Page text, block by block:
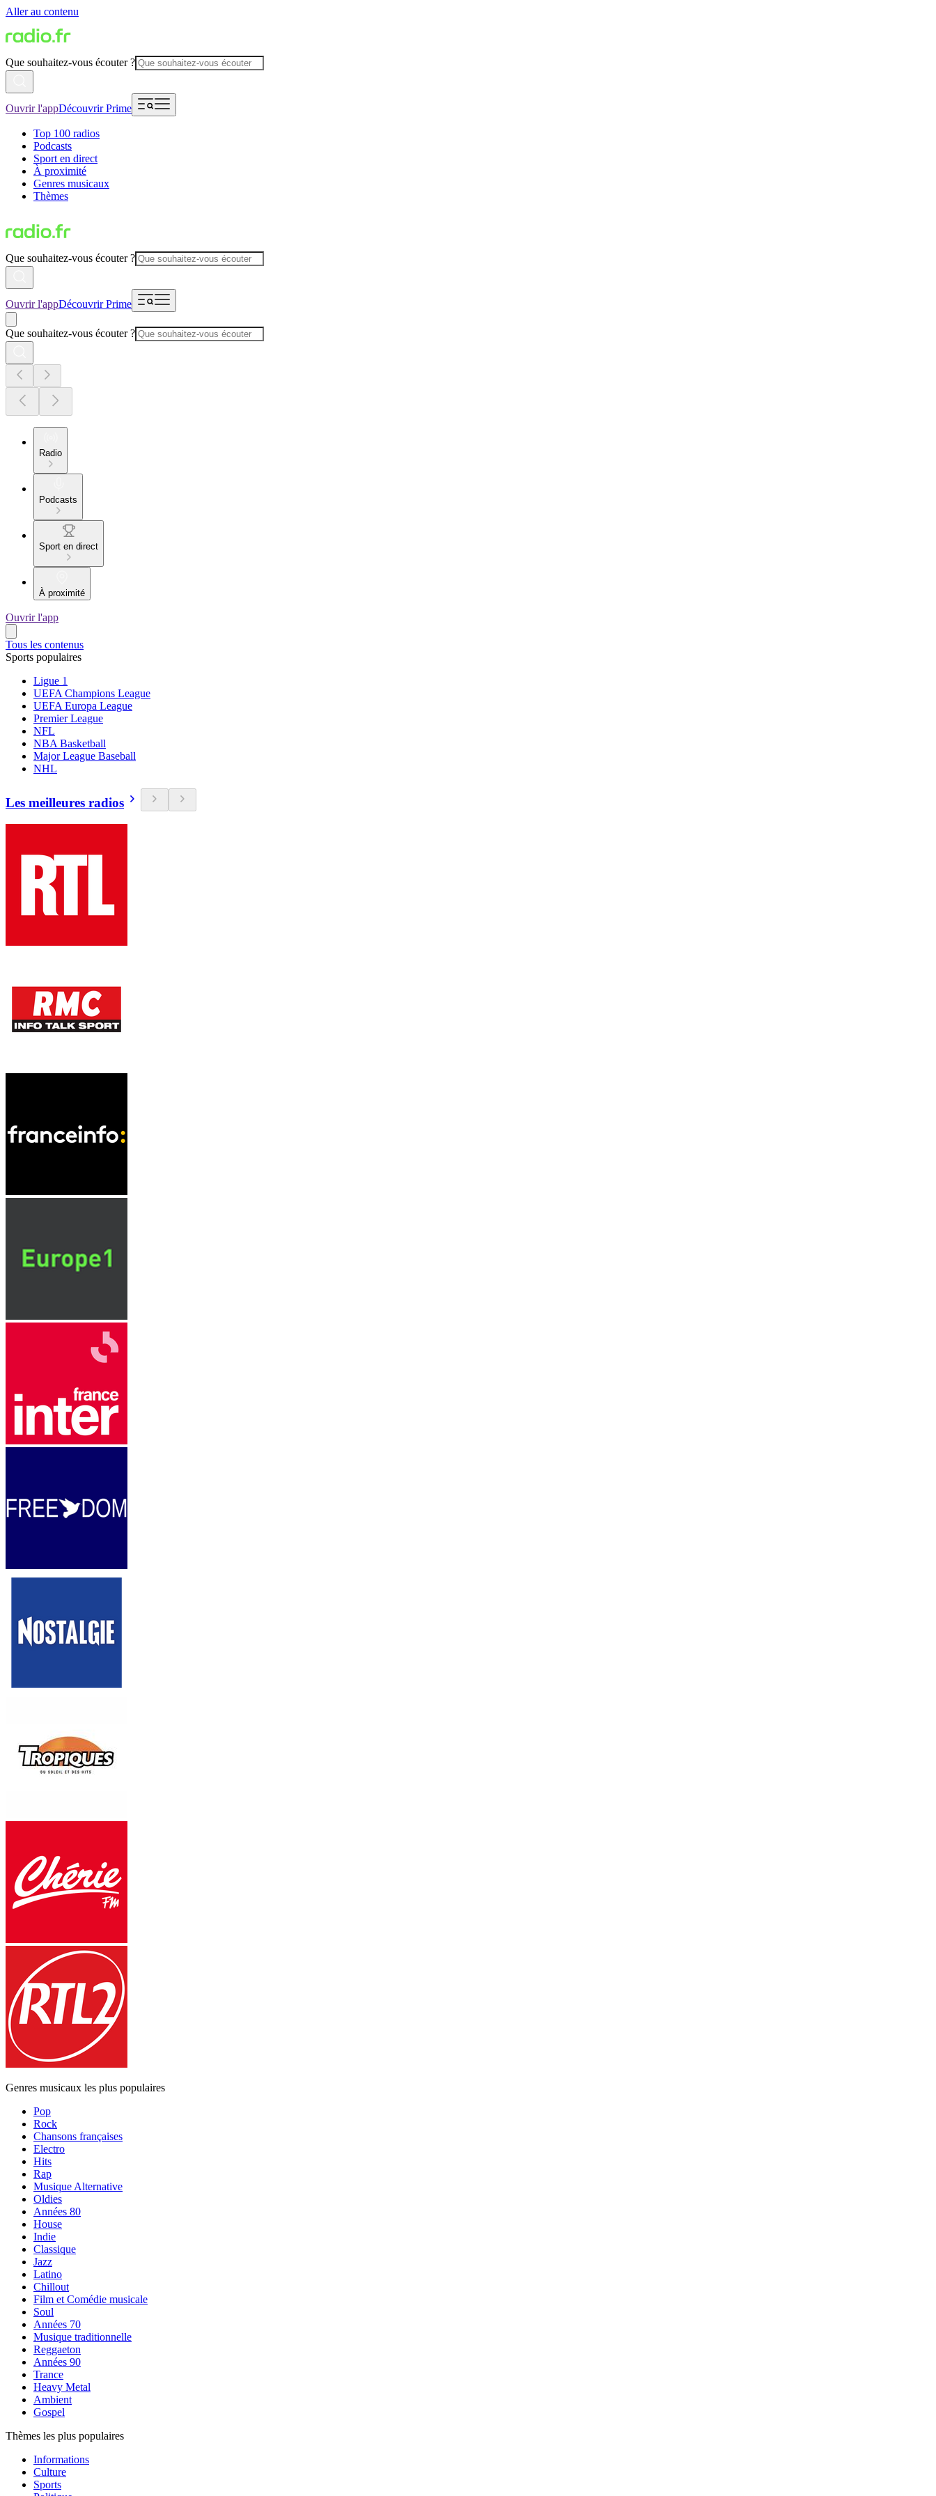
Aller au contenu
Que souhaitez-vous écouter ?
Ouvrir l'appDécouvrir Prime
Top 100 radios
Podcasts
Sport en direct
À proximité
Genres musicaux
Thèmes
Que souhaitez-vous écouter ?
Ouvrir l'appDécouvrir Prime
Que souhaitez-vous écouter ?
Radio
Podcasts
Sport en direct
À proximité
Ouvrir l'app
Tous les contenus
Sports populaires
Ligue 1
UEFA Champions League
UEFA Europa League
Premier League
NFL
NBA Basketball
Major League Baseball
NHL
Les meilleures radios
Genres musicaux les plus populaires
Pop
Rock
Chansons françaises
Electro
Hits
Rap
Musique Alternative
Oldies
Années 80
House
Indie
Classique
Jazz
Latino
Chillout
Film et Comédie musicale
Soul
Années 70
Musique traditionnelle
Reggaeton
Années 90
Trance
Heavy Metal
Ambient
Gospel
Thèmes les plus populaires
Informations
Culture
Sports